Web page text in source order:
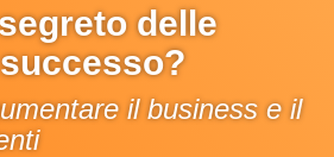
delle
il business e il